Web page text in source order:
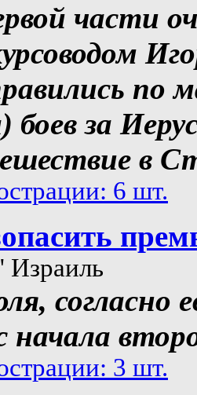
части
по
боев за
в
6 шт.
Израиль
согласно
начала
3 шт.